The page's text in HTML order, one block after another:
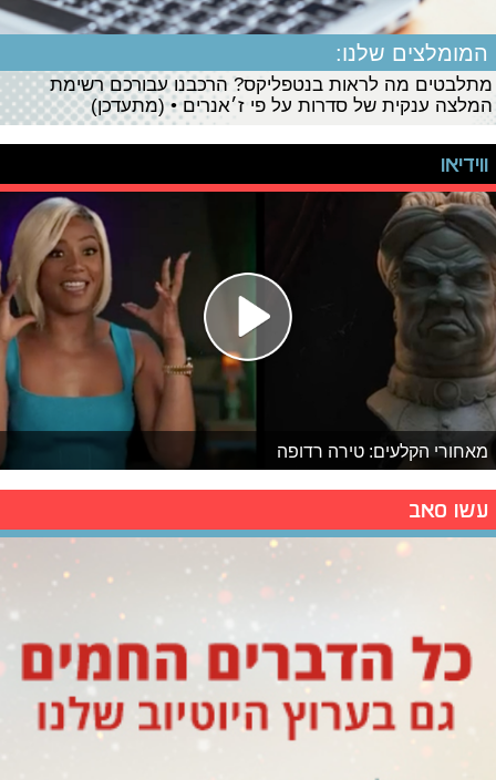
המומלצים שלנו:
מתלבטים מה לראות בנטפליקס? הרכבנו עבורכם רשימת
המלצה ענקית של סדרות על פי ז׳אנרים • (מתעדכן)
ווידיאו
מאחורי הקלעים: טירה רדופה
עשו סאב